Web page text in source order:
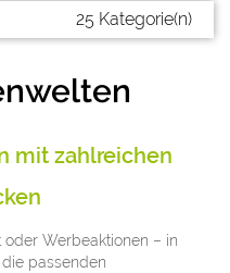
25 Kategorie(n)
mit zahlreichen
Werbeaktionen – in
passenden